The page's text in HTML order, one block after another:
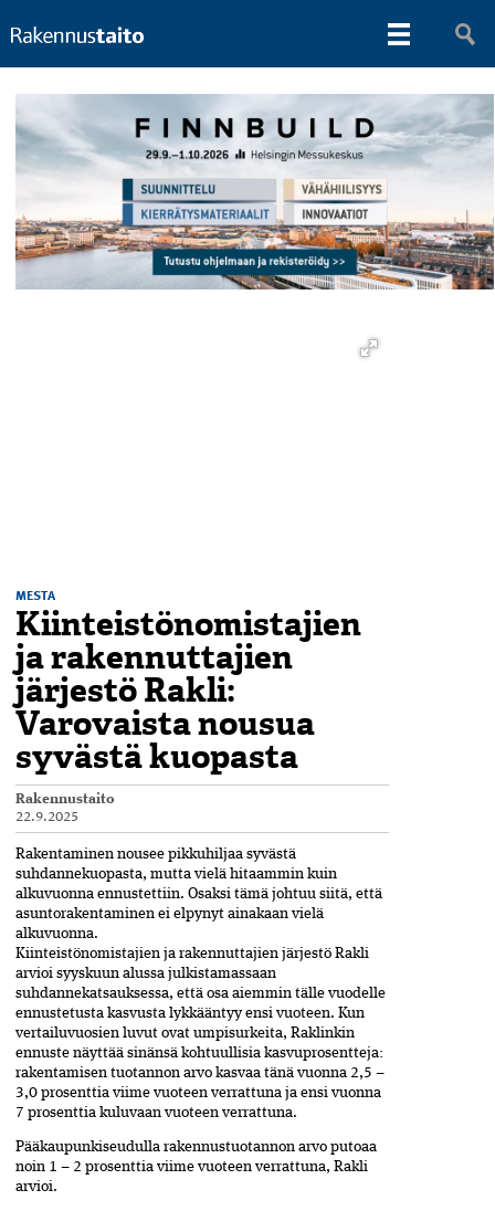
MESTA
Kiinteistönomistajien
ja rakennuttajien
järjestö Rakli:
Varovaista nousua
syvästä kuopasta
Rakennustaito
22.9.2025
Rakentaminen nousee pikkuhiljaa syvästä
suhdannekuopasta, mutta vielä­ hitaammin kuin
alkuvuonna ennustettiin. Osaksi tämä johtuu siitä, että
asuntorakentaminen ei elpynyt ainakaan vielä
alkuvuonna.
Kiinteistönomistajien ja rakennuttajien järjestö Rakli
arvioi syyskuun alussa julkistamassaan
suhdannekatsauksessa, että osa aiemmin tälle vuodelle
ennustetusta kasvusta lykkääntyy ensi vuoteen. Kun
vertailuvuosien luvut ovat umpisurkeita, Raklinkin
ennuste näyttää sinänsä kohtuullisia kasvuprosentteja:
rakentamisen tuotannon arvo kasvaa tänä vuonna 2,5 –
3,0 prosenttia viime vuoteen verrattuna ja ensi vuonna
7 prosenttia kuluvaan vuoteen verrattuna.
Pääkaupunkiseudulla rakennustuotannon arvo putoaa
noin 1 – 2 prosenttia viime vuoteen verrattuna, Rakli
arvioi.